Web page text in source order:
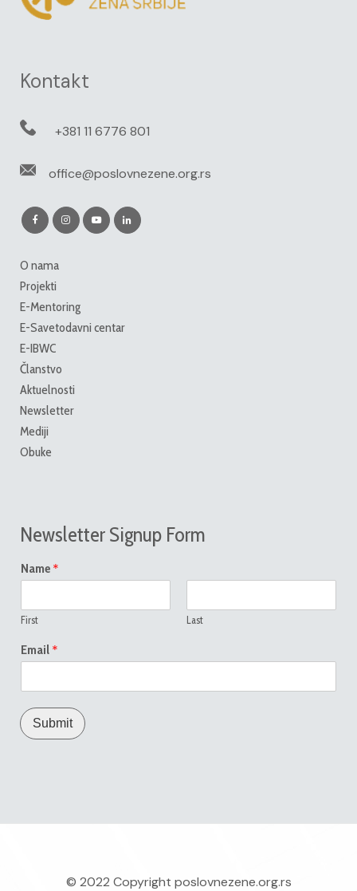
Kontakt
+381 11 6776 801
office@poslovnezene.org.rs
O nama
Projekti
E-Mentoring
E-Savetodavni centar
E-IBWC
Članstvo
Aktuelnosti
Newsletter
Mediji
Obuke
Newsletter Signup Form
Name *
First Last
Email *
Submit
© 2022 Copyright poslovnezene.org.rs